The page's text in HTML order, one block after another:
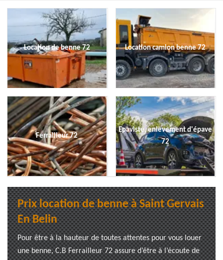
Location de benne 72 Location camion benne 72
Ferrailleur 72
Epaviste, enlevement d'épave
72
Prix location de benne à Saint Gervais
En Belin
Pour être à la hauteur de toutes attentes pour vous louer
une benne, C.B Ferrailleur 72 assure d’être à l’écoute de